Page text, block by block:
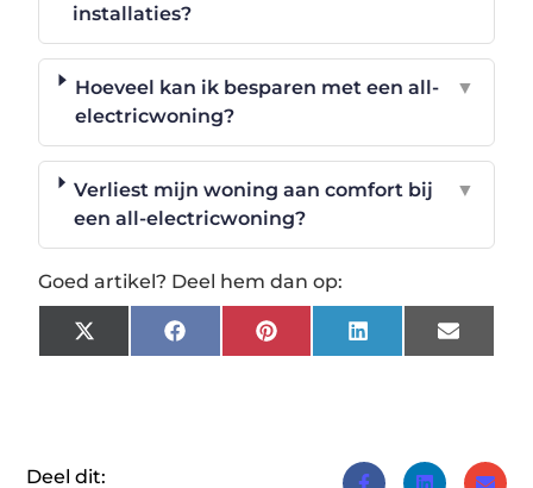
installaties?
Hoeveel kan ik besparen met een all-
electricwoning?
▼
Verliest mijn woning aan comfort bij
een all-electricwoning?
▼
Goed artikel? Deel hem dan op:
X
(Twitter)
FacebookPinterestLinkedInEmail
Deel dit: